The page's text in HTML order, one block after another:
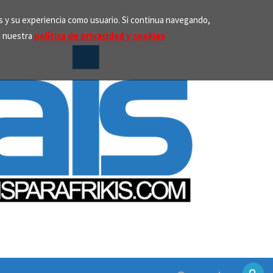
su experiencia como usuario. Si continua navegando,
nuestra política de privacidad y cookies